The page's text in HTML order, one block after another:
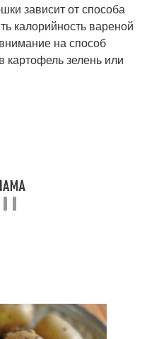
зависит от способа
калорийность вареной
на способ
картофель зелень или